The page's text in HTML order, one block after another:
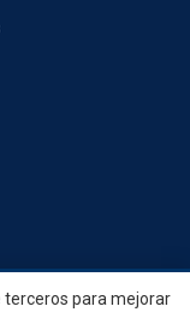
terceros para mejorar